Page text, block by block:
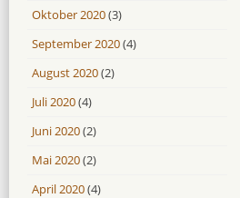
Oktober 2020(3)
September 2020(4)
August 2020(2)
Juli 2020(4)
Juni 2020(2)
Mai 2020(2)
April 2020(4)